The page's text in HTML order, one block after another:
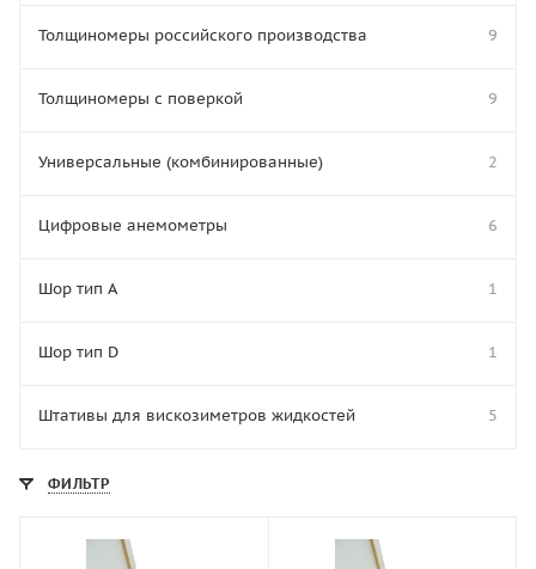
Толщиномеры российского производства 9
Толщиномеры с поверкой 9
Универсальные (комбинированные) 2
Цифровые анемометры 6
Шор тип A 1
Шор тип D 1
Штативы для вискозиметров жидкостей 5
ФИЛЬТР